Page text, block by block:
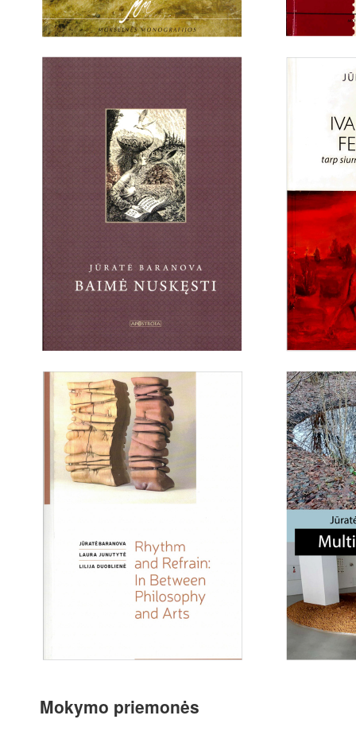
Mokymo priemonės